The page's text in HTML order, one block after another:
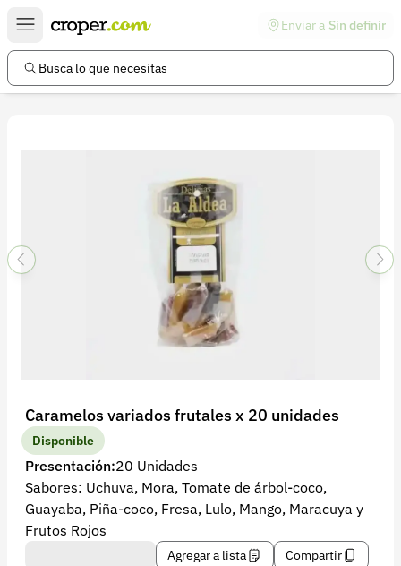
Enviar a Sin definir
Busca lo que necesitas
Caramelos variados frutales x 20 unidades
Disponible
Presentación:20 Unidades
Sabores: Uchuva, Mora, Tomate de árbol-coco,
Guayaba, Piña-coco, Fresa, Lulo, Mango, Maracuya y
Frutos Rojos
Agregar a lista Compartir
Enlaces de interés
Preguntas frecuentes
Política de privacidad
Recuperar contraseña
Contacto
Soporte
+57 323 2931928